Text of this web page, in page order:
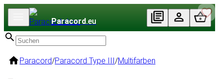
Paracord.eu
Paracord/Paracord Type III/Multifarben